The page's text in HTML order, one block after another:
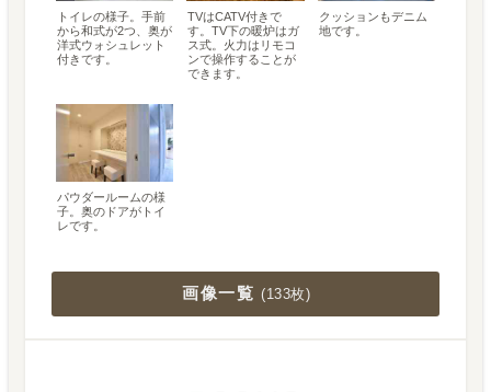
トイレの様子。手前
から和式が2つ、奥が
洋式ウォシュレット
付きです。
TVはCATV付きで
す。TV下の暖炉はガ
ス式。火力はリモコ
ンで操作することが
できます。
クッションもデニム
地です。
パウダールームの様
子。奥のドアがトイ
レです。
画像一覧 (133枚)